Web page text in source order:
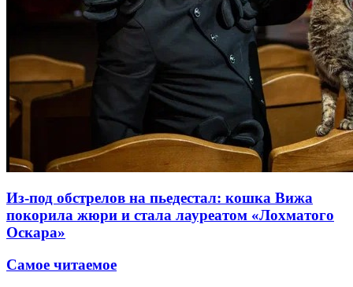
Из-под обстрелов на пьедестал: кошка Вижа
покорила жюри и стала лауреатом «Лохматого
Оскара»
Самое читаемое